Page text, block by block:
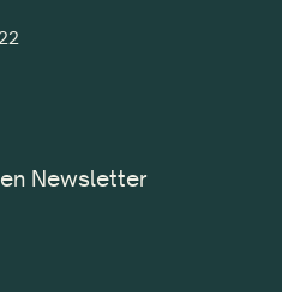
Newsletter